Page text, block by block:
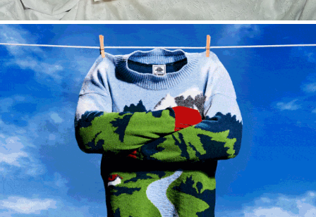
Ecover – Clever waschen
2023